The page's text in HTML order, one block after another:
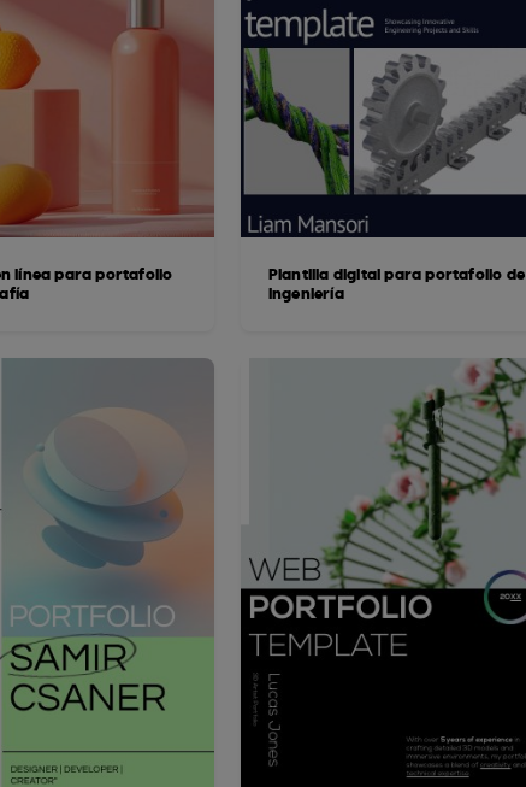
línea para portafolio
Plantilla digital para portafolio de
ingeniería